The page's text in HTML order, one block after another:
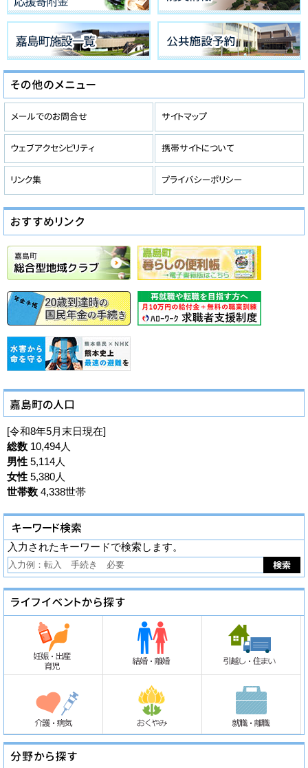
[令和8年5月末日現在]
総数 10,494人
男性 5,114人
女性 5,380人
世帯数 4,338世帯
入力されたキーワードで検索します。